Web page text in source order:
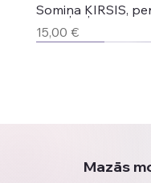
Somiņa ĶIRSIS,
Cena
15,00 €
Mazās